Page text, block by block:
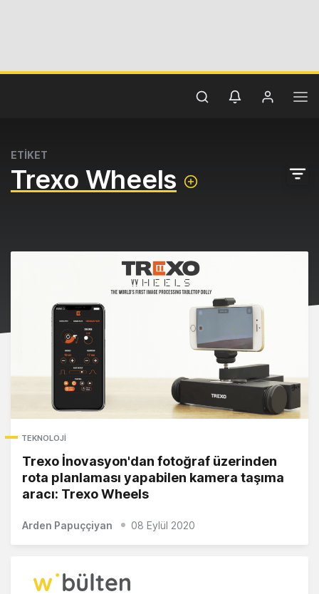
ETİKET
Trexo Wheels
TEKNOLOJI
Trexo İnovasyon'dan fotoğraf üzerinden
rota planlaması yapabilen kamera taşıma
aracı: Trexo Wheels
Arden Papuççiyan 08 Eylül 2020